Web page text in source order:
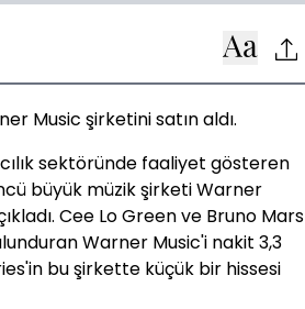
Music şirketini satın aldı.
sektöründe faaliyet gösteren
büyük müzik şirketi Warner
Cee Lo Green ve Bruno Mars
Warner Music'i nakit 3,3
bu şirkette küçük bir hissesi